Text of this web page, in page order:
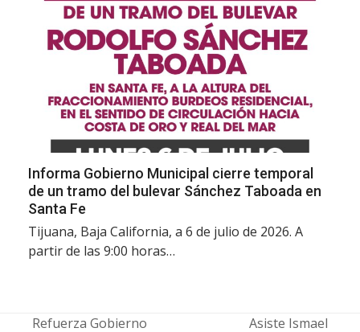
Informa Gobierno Municipal cierre temporal
de un tramo del bulevar Sánchez Taboada en
Santa Fe
Tijuana, Baja California, a 6 de julio de 2026. A
partir de las 9:00 horas…
Refuerza Gobierno
Asiste Ismael